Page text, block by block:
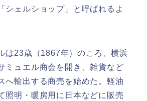
シェルショップ」と呼ばれるよ
は23歳（1867年）のころ、横浜
ミュエル商会を開き、雑貨など
へ輸出する商売を始めた。軽油
照明・暖房用に日本などに販売